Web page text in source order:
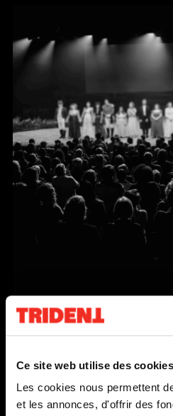
Ce site web utilise des
Les cookies nous permettent
et les annonces, d'offrir des
LA NUIT DES ROIS
EN SAVOIR PLUS